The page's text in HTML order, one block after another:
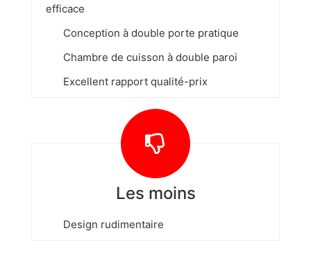
efficace
Conception à double porte pratique
Chambre de cuisson à double paroi
Excellent rapport qualité-prix
Les moins
Design rudimentaire